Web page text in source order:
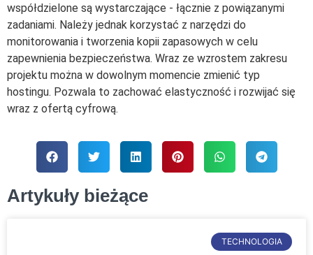
współdzielone są wystarczające - łącznie z powiązanymi
zadaniami. Należy jednak korzystać z narzędzi do
monitorowania i tworzenia kopii zapasowych w celu
zapewnienia bezpieczeństwa. Wraz ze wzrostem zakresu
projektu można w dowolnym momencie zmienić typ
hostingu. Pozwala to zachować elastyczność i rozwijać się
wraz z ofertą cyfrową.
Artykuły bieżące
TECHNOLOGIA